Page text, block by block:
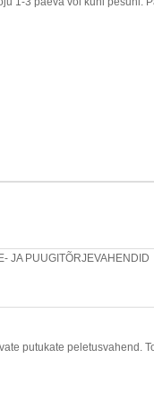
Silma sattumisel pese
JA PUUGITÕRJEVAHENDID
putukate peletusvahend.
takistades naha kuivamist ja